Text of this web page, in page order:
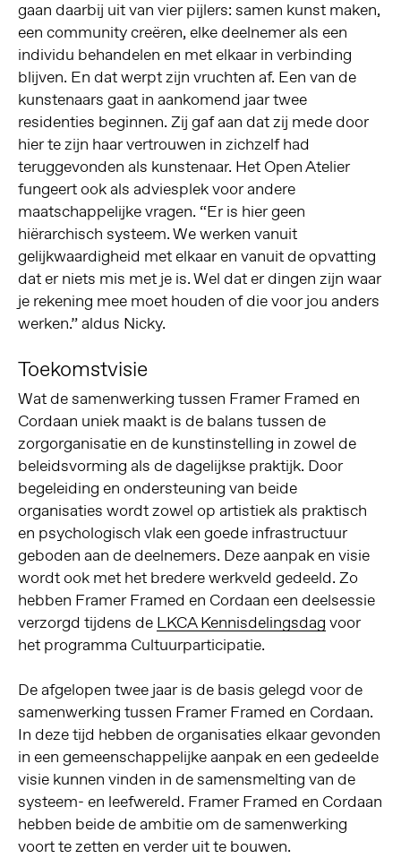
gaan daarbij uit van vier pijlers: samen kunst maken,
een community creëren, elke deelnemer als een
individu behandelen en met elkaar in verbinding
blijven. En dat werpt zijn vruchten af. Een van de
kunstenaars gaat in aankomend jaar twee
residenties beginnen. Zij gaf aan dat zij mede door
hier te zijn haar vertrouwen in zichzelf had
teruggevonden als kunstenaar. Het Open Atelier
fungeert ook als adviesplek voor andere
maatschappelijke vragen. “Er is hier geen
hiërarchisch systeem. We werken vanuit
gelijkwaardigheid met elkaar en vanuit de opvatting
dat er niets mis met je is. Wel dat er dingen zijn waar
je rekening mee moet houden of die voor jou anders
werken.” aldus Nicky.
Toekomstvisie
Wat de samenwerking tussen Framer Framed en
Cordaan uniek maakt is de balans tussen de
zorgorganisatie en de kunstinstelling in zowel de
beleidsvorming als de dagelijkse praktijk. Door
begeleiding en ondersteuning van beide
organisaties wordt zowel op artistiek als praktisch
en psychologisch vlak een goede infrastructuur
geboden aan de deelnemers. Deze aanpak en visie
wordt ook met het bredere werkveld gedeeld. Zo
hebben Framer Framed en Cordaan een deelsessie
verzorgd tijdens de LKCA Kennisdelingsdag voor
het programma Cultuurparticipatie.
De afgelopen twee jaar is de basis gelegd voor de
samenwerking tussen Framer Framed en Cordaan.
In deze tijd hebben de organisaties elkaar gevonden
in een gemeenschappelijke aanpak en een gedeelde
visie kunnen vinden in de samensmelting van de
systeem- en leefwereld. Framer Framed en Cordaan
hebben beide de ambitie om de samenwerking
voort te zetten en verder uit te bouwen.